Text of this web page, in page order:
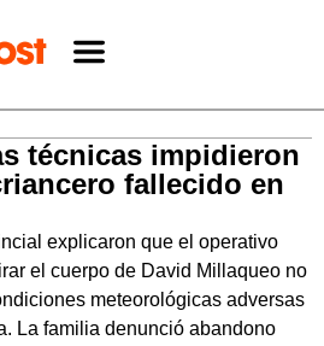
técnicas impidieron
fallecido en
explicaron que el operativo
el cuerpo de David Millaqueo no
meteorológicas adversas
La familia denunció abandono